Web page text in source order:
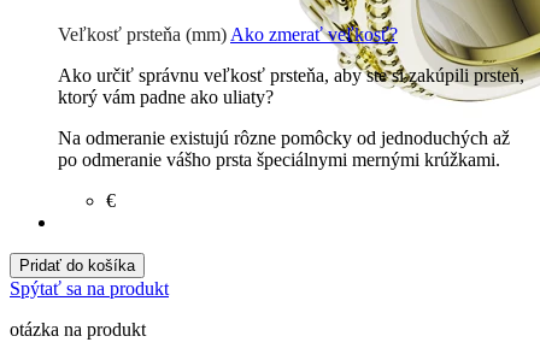
Prírodné kamene
Veľkosť prsteňa (mm) Ako zmerať veľkosť?
Ako určiť správnu veľkosť prsteňa, aby ste si zakúpili prsteň,
ktorý vám padne ako uliaty?
Na odmeranie existujú rôzne pomôcky od jednoduchých až
po odmeranie vášho prsta špeciálnymi mernými krúžkami.
€
Pridať do košíka
Spýtať sa na produkt
otázka na produkt